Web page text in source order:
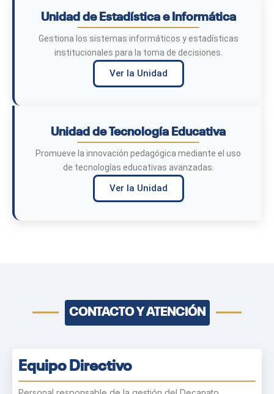
Unidad de Estadística e Informática
Gestiona los sistemas informáticos y estadísticas
institucionales para la toma de decisiones.
Ver la Unidad
Unidad de Tecnología Educativa
Promueve la innovación pedagógica mediante el uso
de tecnologías educativas avanzadas.
Ver la Unidad
CONTACTO Y ATENCIÓN
Equipo Directivo